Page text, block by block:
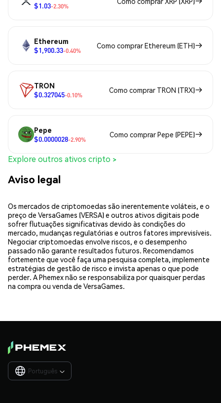
$1.03-2.30%
Ethereum
$1,900.33-0.40%
Como comprar Ethereum (ETH)
TRON
$0.327045-0.10%
Como comprar TRON (TRX)
Pepe
$0.0000028-2.90%
Como comprar Pepe (PEPE)
Explore outros ativos cripto >
Aviso legal
Os mercados de criptomoedas são inerentemente voláteis, e o
preço de VersaGames (VERSA) e outros ativos digitais pode
sofrer flutuações significativas devido às condições do
mercado, mudanças regulatórias e outros fatores imprevisíveis.
Negociar criptomoedas envolve riscos, e o desempenho
passado não garante resultados futuros. Recomendamos
fortemente que você faça uma pesquisa completa, implemente
estratégias de gestão de risco e invista apenas o que pode
perder. A Phemex não se responsabiliza por quaisquer perdas
na compra ou venda de VersaGames.
Português 